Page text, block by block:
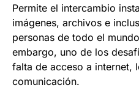
Permite el intercambio
imágenes, archivos e
personas de todo el
embargo, uno de los
falta de acceso a internet,
comunicación.